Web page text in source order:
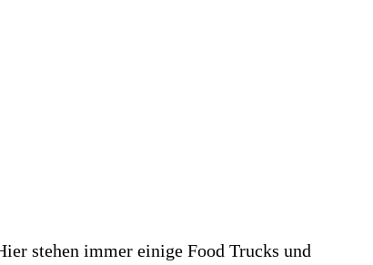
stehen immer einige Food Trucks und